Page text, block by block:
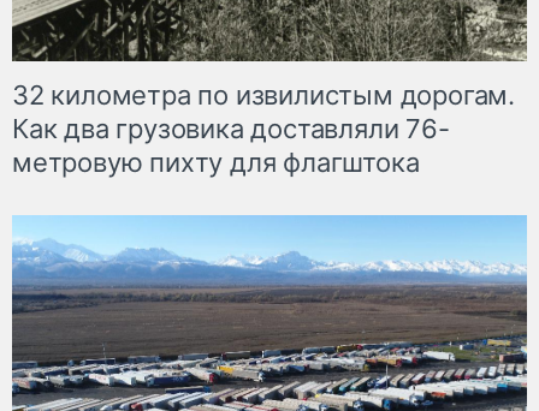
32 километра по извилистым дорогам.
Как два грузовика доставляли 76-
метровую пихту для флагштока